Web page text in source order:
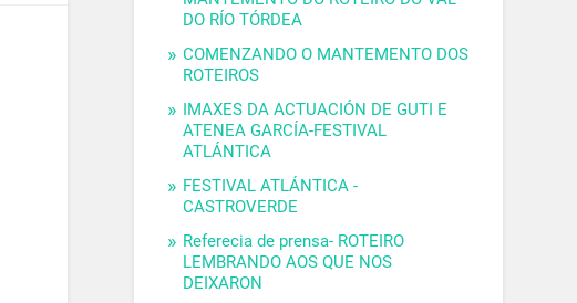
DO RÍO TÓRDEA
COMENZANDO O MANTEMENTO DOS
ROTEIROS
IMAXES DA ACTUACIÓN DE GUTI E
ATENEA GARCÍA-FESTIVAL
ATLÁNTICA
FESTIVAL ATLÁNTICA -
CASTROVERDE
Referecia de prensa- ROTEIRO
LEMBRANDO AOS QUE NOS
DEIXARON